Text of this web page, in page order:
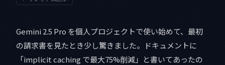
Gemini 2.5 Pro を個人プロジェクトで使い始めて、最初
の請求書を見たとき少し驚きました。ドキュメントに
「implicit caching で最大75%削減」と書いてあったの